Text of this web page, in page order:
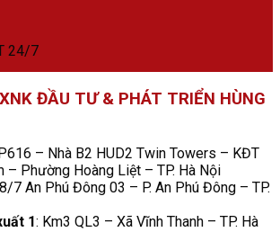
24/7
ĐẦU TƯ & PHÁT TRIỂN HÙNG
P616 – Nhà B2 HUD2 Twin Towers – KĐT
– Phường Hoàng Liệt – TP. Hà Nội
7 An Phú Đông 03 – P. An Phú Đông – TP.
1: Km3 QL3 – Xã Vĩnh Thanh – TP. Hà